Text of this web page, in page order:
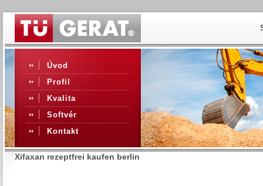
Úvod
Profil
Kvalita
Softvér
Kontakt
Xifaxan rezeptfrei kaufen berlin